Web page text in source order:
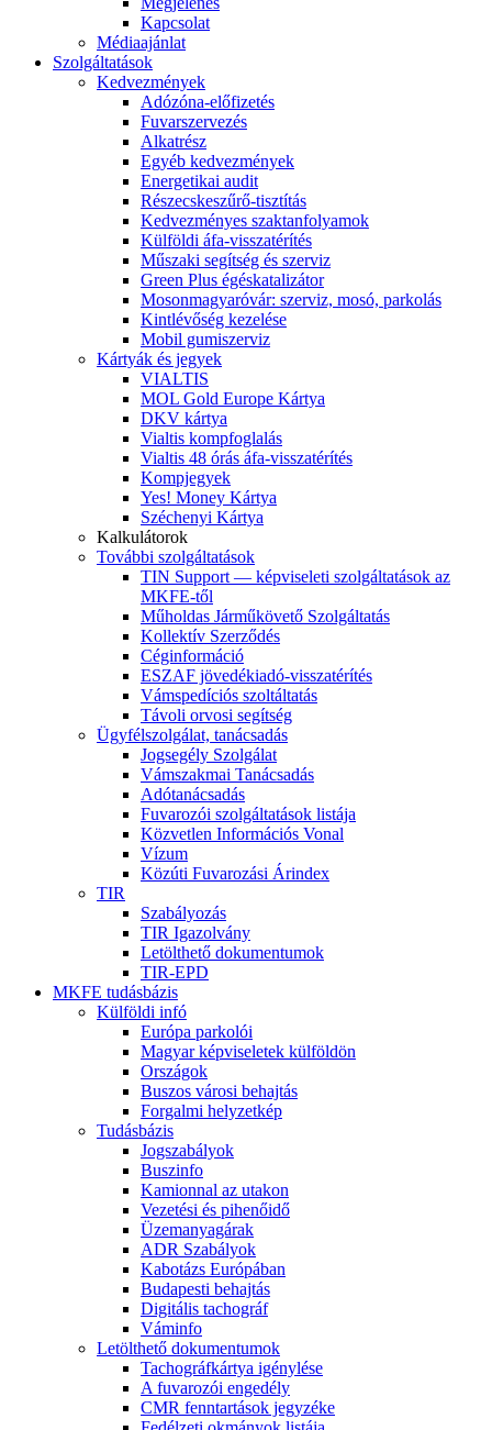
Kapcsolat
Médiaajánlat
Szolgáltatások
Kedvezmények
Adózóna-előfizetés
Fuvarszervezés
Alkatrész
Egyéb kedvezmények
Energetikai audit
Részecskeszűrő-tisztítás
Kedvezményes szaktanfolyamok
Külföldi áfa-visszatérítés
Műszaki segítség és szerviz
Green Plus égéskatalizátor
Mosonmagyaróvár: szerviz, mosó, parkolás
Kintlévőség kezelése
Mobil gumiszerviz
Kártyák és jegyek
VIALTIS
MOL Gold Europe Kártya
DKV kártya
Vialtis kompfoglalás
Vialtis 48 órás áfa-visszatérítés
Kompjegyek
Yes! Money Kártya
Széchenyi Kártya
Kalkulátorok
További szolgáltatások
TIN Support — képviseleti szolgáltatások az
MKFE-től
Műholdas Járműkövető Szolgáltatás
Kollektív Szerződés
Céginformáció
ESZAF jövedékiadó-visszatérítés
Vámspedíciós szoltáltatás
Távoli orvosi segítség
Ügyfélszolgálat, tanácsadás
Jogsegély Szolgálat
Vámszakmai Tanácsadás
Adótanácsadás
Fuvarozói szolgáltatások listája
Közvetlen Információs Vonal
Vízum
Közúti Fuvarozási Árindex
TIR
Szabályozás
TIR Igazolvány
Letölthető dokumentumok
TIR-EPD
MKFE tudásbázis
Külföldi infó
Európa parkolói
Magyar képviseletek külföldön
Országok
Buszos városi behajtás
Forgalmi helyzetkép
Tudásbázis
Jogszabályok
Buszinfo
Kamionnal az utakon
Vezetési és pihenőidő
Üzemanyagárak
ADR Szabályok
Kabotázs Európában
Budapesti behajtás
Digitális tachográf
Váminfo
Letölthető dokumentumok
Tachográfkártya igénylése
A fuvarozói engedély
CMR fenntartások jegyzéke